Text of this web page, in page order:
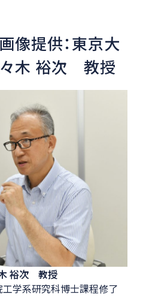
像提供：東京大
木 裕次 教授
裕次 教授
学系研究科博士課程修了